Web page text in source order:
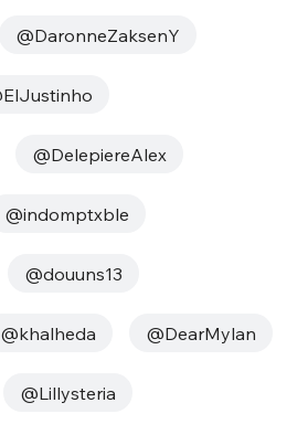
@DaronneZaksenY
@DelepiereAlex
@indomptxble
@douuns13
@khalheda @DearMylan
@Lillysteria